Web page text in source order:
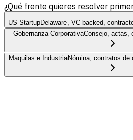
¿Qué frente quieres resolver
US StartupDelaware, VC-backed,
Gobernanza CorporativaConsejo, actas,
Maquilas e IndustriaNómina, contratos de